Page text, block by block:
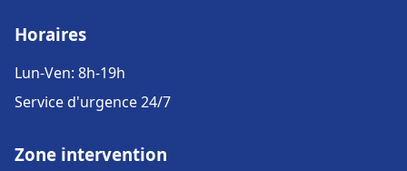
Horaires
Lun-Ven: 8h-19h
Service d'urgence 24/7
Zone intervention